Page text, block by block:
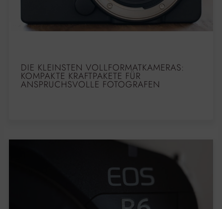
DIE KLEINSTEN VOLLFORMATKAMERAS:
KOMPAKTE KRAFTPAKETE FÜR
ANSPRUCHSVOLLE FOTOGRAFEN